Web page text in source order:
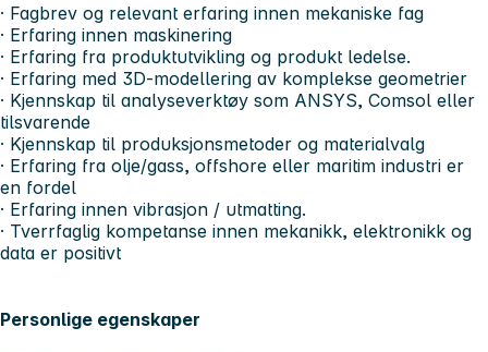
· Fagbrev og relevant erfaring innen mekaniske fag
· Erfaring innen maskinering
· Erfaring fra produktutvikling og produkt ledelse.
· Erfaring med 3D-modellering av komplekse geometrier
· Kjennskap til analyseverktøy som ANSYS, Comsol eller
tilsvarende
· Kjennskap til produksjonsmetoder og materialvalg
· Erfaring fra olje/gass, offshore eller maritim industri er
en fordel
· Erfaring innen vibrasjon / utmatting.
· Tverrfaglig kompetanse innen mekanikk, elektronikk og
data er positivt
Personlige egenskaper